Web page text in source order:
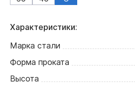
Характеристики:
Марка стали
Форма проката
Высота